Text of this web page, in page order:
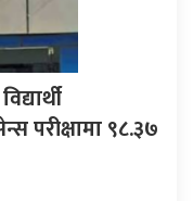
परीक्षामा ९८.३७